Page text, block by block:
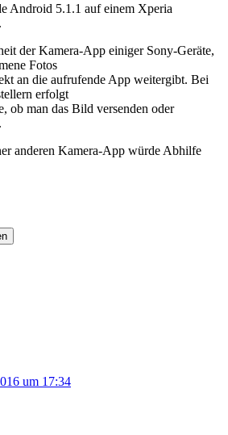
Android 5.1.1 auf einem Xperia
der Kamera-App einiger Sony-Geräte,
Fotos
an die aufrufende App weitergibt. Bei
erfolgt
ob man das Bild versenden oder
anderen Kamera-App würde Abhilfe
um 17:34